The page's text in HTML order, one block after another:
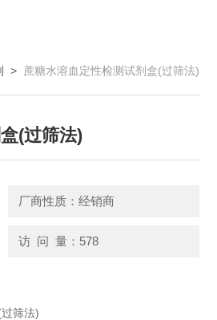
> 蔗糖水溶血定性检测试剂盒(过筛法)
(过筛法)
厂商性质：经销商
访 问 量：578
筛法)